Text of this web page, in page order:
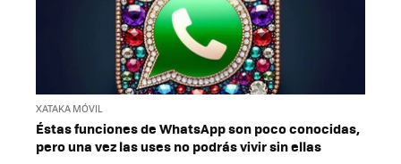
XATAKA MÓVIL
Éstas funciones de WhatsApp son poco conocidas,
pero una vez las uses no podrás vivir sin ellas